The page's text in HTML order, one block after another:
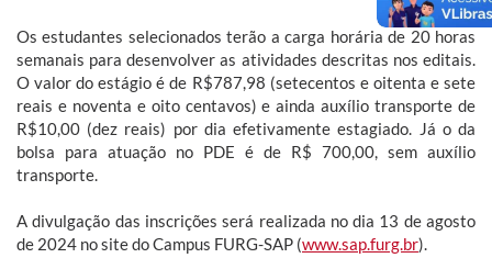
Os estudantes selecionados terão a carga horária de 20 horas
semanais para desenvolver as atividades descritas nos editais.
O valor do estágio é de R$787,98 (setecentos e oitenta e sete
reais e noventa e oito centavos) e ainda auxílio transporte de
R$10,00 (dez reais) por dia efetivamente estagiado. Já o da
bolsa para atuação no PDE é de R$ 700,00, sem auxílio
transporte.
A divulgação das inscrições será realizada no dia 13 de agosto
de 2024 no site do Campus FURG-SAP (www.sap.furg.br).